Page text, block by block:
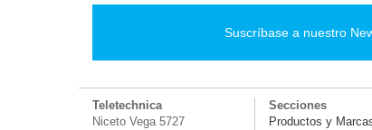
Suscríbase a nuestro
Teletechnica
Niceto Vega 5727
Secciones
Productos y